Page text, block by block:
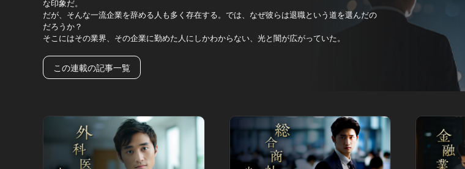
な印象だ。
だが、そんな一流企業を辞める人も多く存在する。では、なぜ彼らは退職という道を選んだの
だろうか？
そこにはその業界、その企業に勤めた人にしかわからない、光と闇が広がっていた。
この連載の記事一覧